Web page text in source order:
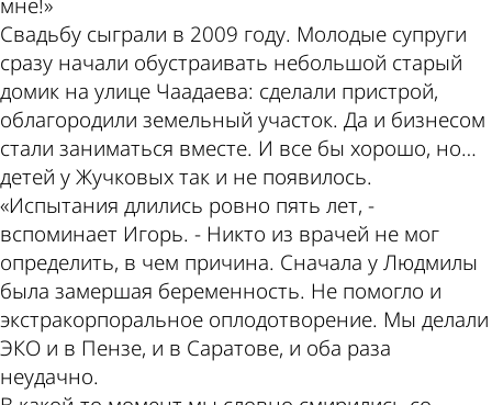
мне!»
Свадьбу сыграли в 2009 году. Молодые супруги
сразу начали обустраивать небольшой старый
домик на улице Чаадаева: сделали пристрой,
облагородили земельный участок. Да и бизнесом
стали заниматься вместе. И все бы хорошо, но…
детей у Жучковых так и не появилось.
«Испытания длились ровно пять лет, -
вспоминает Игорь. - Никто из врачей не мог
определить, в чем причина. Сначала у Людмилы
была замершая беременность. Не помогло и
экстракорпоральное оплодотворение. Мы делали
ЭКО и в Пензе, и в Саратове, и оба раза
неудачно.